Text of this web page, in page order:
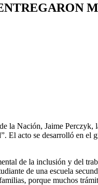
Nación, Jaime Perczyk,
El acto se desarrolló en
de la inclusión y del
de una escuela
porque muchos